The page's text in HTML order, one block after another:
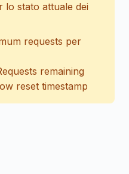
lo stato attuale dei
requests per
remaining
reset timestamp